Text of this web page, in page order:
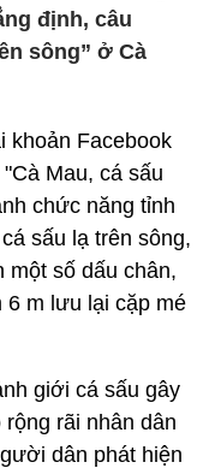
định, câu
sông” ở Cà
khoản Facebook
Mau, cá sấu
chức năng tỉnh
sấu lạ trên sông,
một số dấu chân,
6 m lưu lại cặp mé
giới cá sấu gây
rãi nhân dân
dân phát hiện